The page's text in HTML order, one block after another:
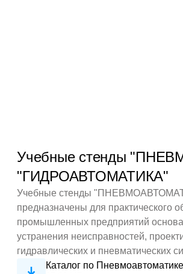
Учебные стенды
"ГИДРОАВТОМАТИКА"
Учебные стенды
предназначены для практического
промышленных предприятий
устранения неисправностей,
гидравлических и пневматических
Каталог по